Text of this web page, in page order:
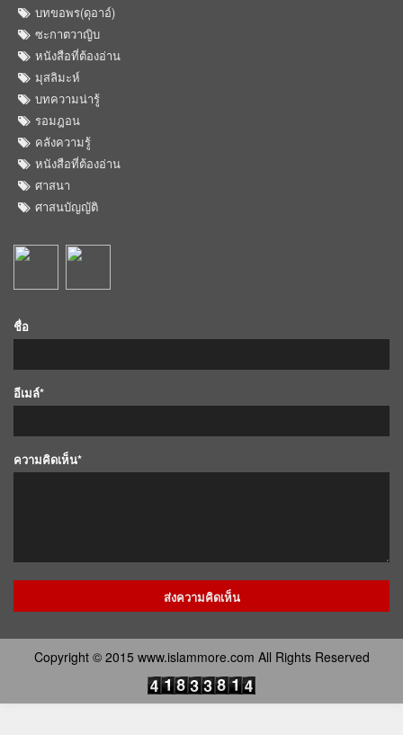
บทขอพร(ดุอาอ์)
ซะกาตวาญิบ
หนังสือที่ต้องอ่าน
มุสลิมะห์
บทความน่ารู้
รอมฎอน
คลังความรู้
หนังสือที่ต้องอ่าน
ศาสนา
ศาสนบัญญัติ
ชื่อ
อีเมล์*
ความคิดเห็น*
Copyright © 2015 www.islammore.com All Rights Reserved